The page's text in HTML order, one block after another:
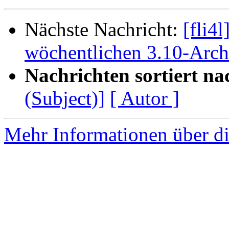
Nächste Nachricht: [fli4l]
wöchentlichen 3.10-
Nachrichten sortiert
(Subject)] [ Autor ]
Mehr Informationen über